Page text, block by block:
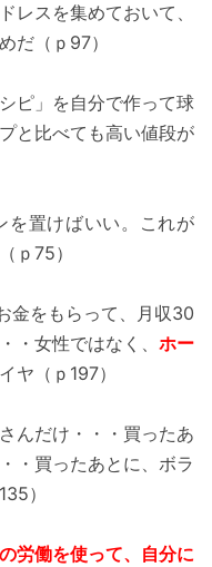
レスを集めておいて、
だ（ｐ97）
ピ」を自分で作って球
と比べても高い値段が
を置けばいい。これが
ｐ75）
金をもらって、月収30
・女性ではなく、 ホー
ヤ（ｐ197）
んだけ・・・買ったあ
・買ったあとに、ボラ
）
労働を使って、自分に